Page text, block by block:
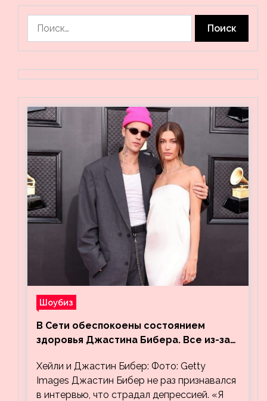
Шоубиз
В Сети обеспокоены состоянием
здоровья Джастина Бибера. Все из-за
Хейли
Хейли и Джастин Бибер: Фото: Getty
Images Джастин Бибер не раз признавался
в интервью, что страдал депрессией. «Я